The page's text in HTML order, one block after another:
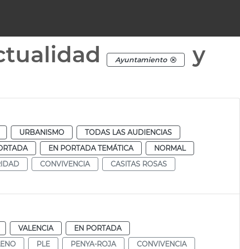
Ayuntamiento
y
URBANISMO
TODAS LAS AUDIENCIAS
EN PORTADA TEMÁTICA
NORMAL
CONVIVENCIA
CASITAS ROSAS
VALENCIA
EN PORTADA
PLE PENYA-ROJA
CONVIVENCIA